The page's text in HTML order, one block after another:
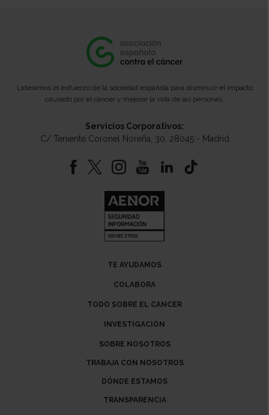
Lideramos el esfuerzo de la sociedad española para disminuir el impacto
causado por el cáncer y mejorar la vida de las personas.
Servicios Corporativos:
C/ Teniente Coronel Noreña, 30, 28045 - Madrid
TE AYUDAMOS
COLABORA
TODO SOBRE EL CANCER
INVESTIGACIÓN
SOBRE NOSOTROS
TRABAJA CON NOSOTROS
DÓNDE ESTAMOS
TRANSPARENCIA